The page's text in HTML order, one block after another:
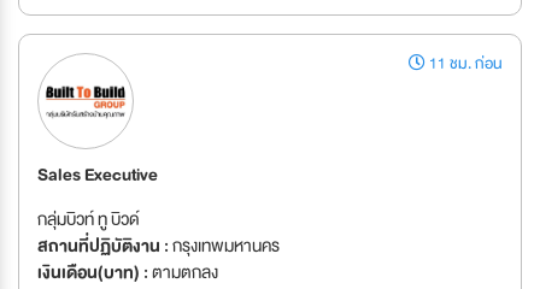
11 ชม. ก่อน
Sales Executive
กลุ่มบิวท์ ทู บิวด์
สถานที่ปฏิบัติงาน :กรุงเทพมหานคร
เงินเดือน(บาท) :ตามตกลง